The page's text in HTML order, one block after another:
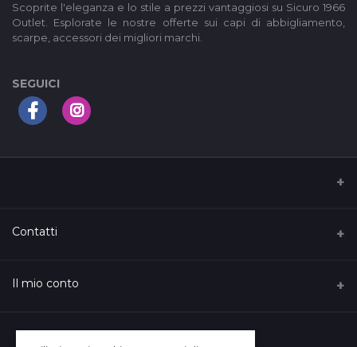
Scoprite l'eleganza e lo stile a prezzi vantaggiosi su Sicuro 1966
Outlet. Esplorate le nostre offerte sui capi di abbigliamento,
scarpe, accessori dei migliori marchi.
SEGUICI
I nostri Termini di servizio
Support Policy
Contatti
Indirizzo
Telefono
Il mio conto
Login